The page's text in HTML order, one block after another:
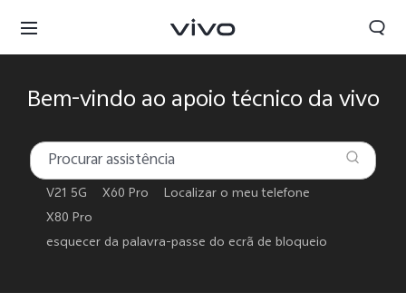
Bem-vindo ao apoio técnico da vivo
V21 5G X60 Pro
Localizar o meu telefone
X80 Pro
esquecer da palavra-passe do ecrã de bloqueio